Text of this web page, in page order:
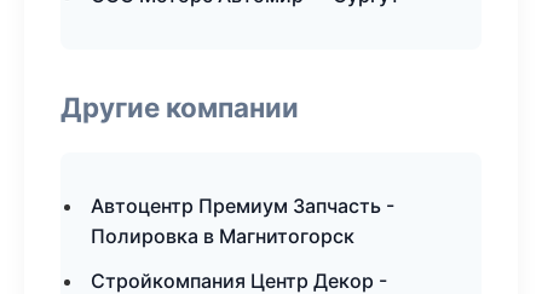
Другие компании
Автоцентр Премиум Запчасть -
Полировка в Магнитогорск
Стройкомпания Центр Декор -